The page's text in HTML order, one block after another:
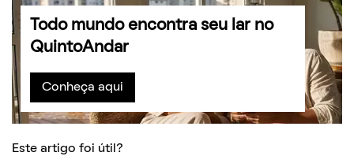
Todo mundo encontra seu lar no
QuintoAndar
Conheça aqui
Este artigo foi útil?